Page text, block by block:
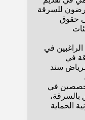
للسرقة
حقوق
في
في
سند
في
بالسرقة،
الحماية